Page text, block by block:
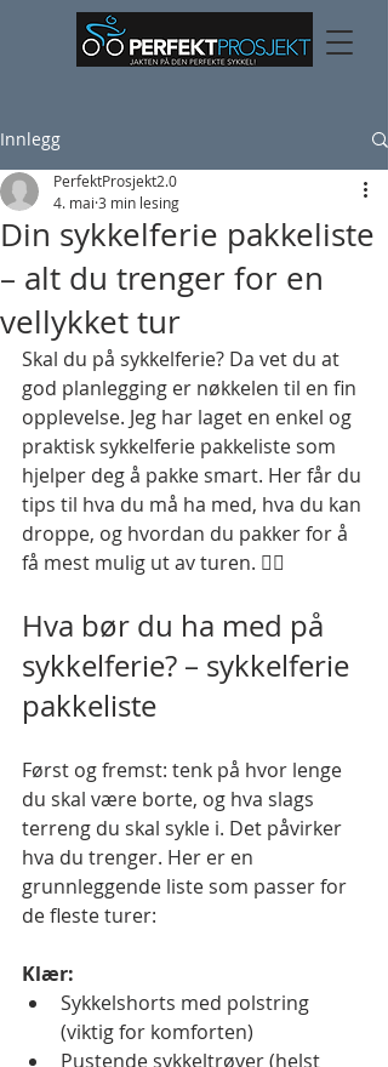
Innlegg
Din sykkelferie pakkeliste
– alt du trenger for en
vellykket tur
PerfektProsjekt2.0
4. mai 3 min lesing
Skal du på sykkelferie? Da vet du at
god planlegging er nøkkelen til en fin
opplevelse. Jeg har laget en enkel og
praktisk sykkelferie pakkeliste som
hjelper deg å pakke smart. Her får du
tips til hva du må ha med, hva du kan
droppe, og hvordan du pakker for å
få mest mulig ut av turen. 🚴‍♂️
Hva bør du ha med på
sykkelferie? – sykkelferie
pakkeliste
Først og fremst: tenk på hvor lenge
du skal være borte, og hva slags
terreng du skal sykle i. Det påvirker
hva du trenger. Her er en
grunnleggende liste som passer for
de fleste turer:
Klær:
Sykkelshorts med polstring
(viktig for komforten)
Pustende sykkeltrøyer (helst